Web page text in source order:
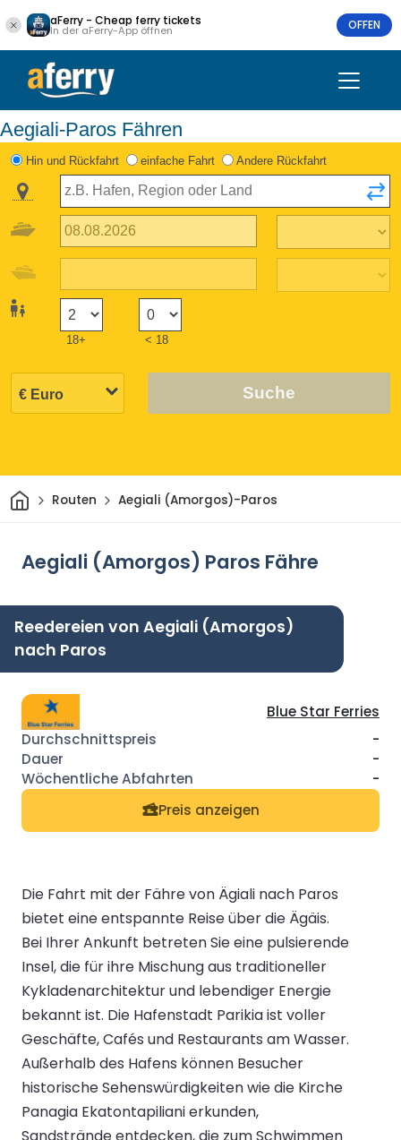
aFerry - Cheap ferry tickets
In der aFerry-App öffnen OFFEN
Aegiali-Paros Fähren
Hin und Rückfahrt einfache Fahrt Andere Rückfahrt
18+ < 18
Suche
HeimRouten Aegiali (Amorgos)-Paros
Aegiali (Amorgos) Paros Fähre
Reedereien von Aegiali (Amorgos)
nach Paros
Blue Star Ferries
-
-
-
Preis anzeigen
Die Fahrt mit der Fähre von Ägiali nach Paros
bietet eine entspannte Reise über die Ägäis.
Bei Ihrer Ankunft betreten Sie eine pulsierende
Insel, die für ihre Mischung aus traditioneller
Kykladenarchitektur und lebendiger Energie
bekannt ist. Die Hafenstadt Parikia ist voller
Geschäfte, Cafés und Restaurants am Wasser.
Außerhalb des Hafens können Besucher
historische Sehenswürdigkeiten wie die Kirche
Panagia Ekatontapiliani erkunden,